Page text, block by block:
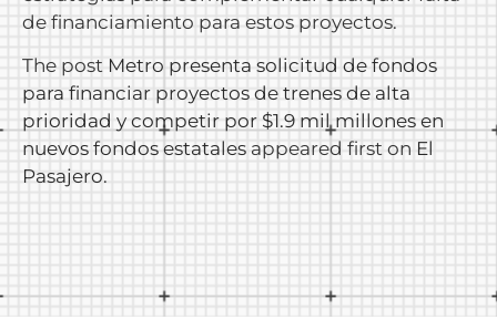
de financiamiento para estos proyectos.
The post Metro presenta solicitud de fondos
para financiar proyectos de trenes de alta
prioridad y competir por $1.9 mil millones en
nuevos fondos estatales appeared first on El
Pasajero.